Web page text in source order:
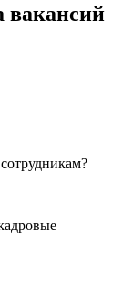
вакансий